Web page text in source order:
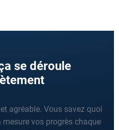
se déroule
agréable. Vous savez quoi
vos progrès chaque